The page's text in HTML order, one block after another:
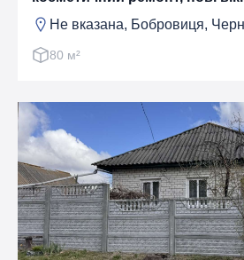
Не вказана, Бобровиця,
80 м²